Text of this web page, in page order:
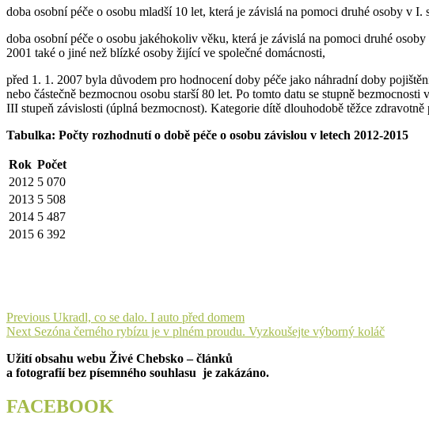
doba osobní péče o osobu mladší 10 let, která je závislá na pomoci druhé osoby v I.
doba osobní péče o osobu jakéhokoliv věku, která je závislá na pomoci druhé
2001 také o jiné než blízké osoby žijící ve společné domácnosti,
před 1. 1. 2007 byla důvodem pro hodnocení doby péče jako náhradní doby
nebo částečně bezmocnou osobu starší 80 let. Po tomto datu se stupně
III stupeň závislosti (úplná bezmocnost). Kategorie dítě dlouhodobě těžce
Tabulka: Počty rozhodnutí o době péče o osobu závislou v letech 2012-2015
Rok Počet
2012 5 070
2013 5 508
2014 5 487
2015 6 392
Navigace
pro
příspěvek
Previous Previous
post:
Ukradl, co se dalo. I auto před domem
Next Next
Sezóna černého rybízu je v plném proudu. Vyzkoušejte výborný koláč
Užití obsahu webu Živé Chebsko – článků
a fotografií bez písemného souhlasu je zakázáno.
FACEBOOK